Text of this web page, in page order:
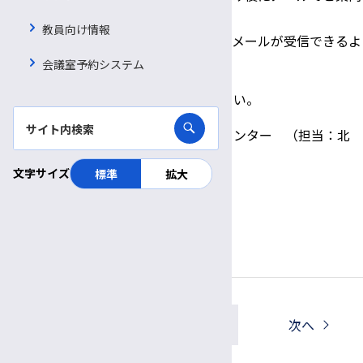
事前にikouki@shinshu-u.ac.jpからのメールが受信できるよ
う、設定をお願いいたします。
よりチラシをご覧ください。
問い合わせ先：長野県移行期医療支援センター （担当：北
TEL:0263-31-6312
次へ
教員向け情報
会議室予約システム
文字サイズ 標準 拡大